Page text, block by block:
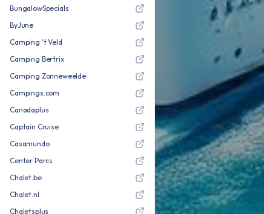
BungalowSpecials
ByJune
Camping 't Veld
Camping Bertrix
Camping Zonneweelde
Campings.com
Canadaplus
Captain Cruise
Casamundo
Center Parcs
Chalet.be
Chalet.nl
Chaletsplus